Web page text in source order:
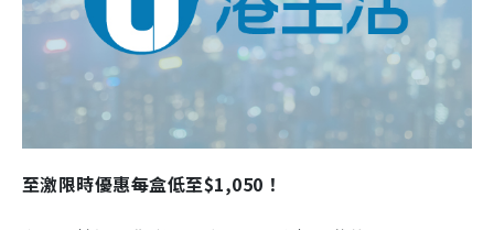
至激限時優惠每盒低至$1,050！